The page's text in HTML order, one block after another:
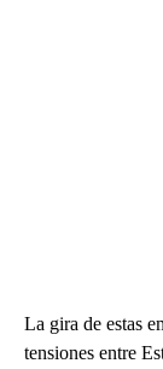
La gira de estas
tensiones entre